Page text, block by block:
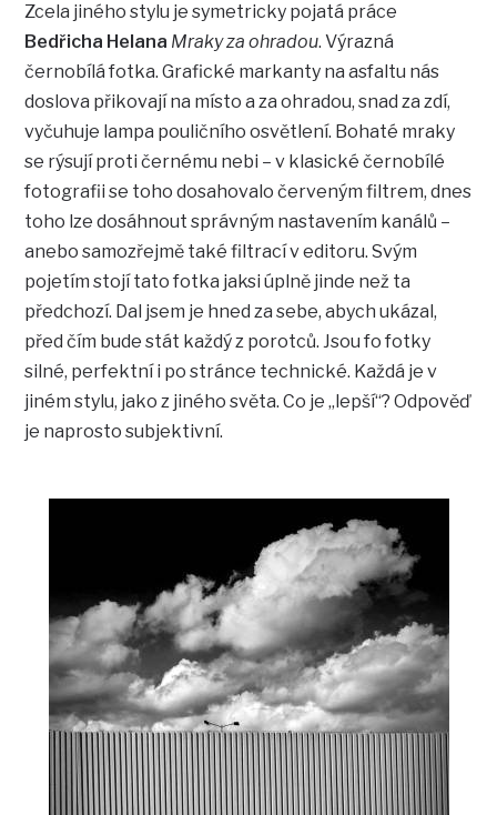
Zcela jiného stylu je symetricky pojatá práce
Bedřicha Helana Mraky za ohradou. Výrazná
černobílá fotka. Grafické markanty na asfaltu nás
doslova přikovají na místo a za ohradou, snad za zdí,
vyčuhuje lampa pouličního osvětlení. Bohaté mraky
se rýsují proti černému nebi – v klasické černobílé
fotografii se toho dosahovalo červeným filtrem, dnes
toho lze dosáhnout správným nastavením kanálů –
anebo samozřejmě také filtrací v editoru. Svým
pojetím stojí tato fotka jaksi úplně jinde než ta
předchozí. Dal jsem je hned za sebe, abych ukázal,
před čím bude stát každý z porotců. Jsou fo fotky
silné, perfektní i po stránce technické. Každá je v
jiném stylu, jako z jiného světa. Co je „lepší“? Odpověď
je naprosto subjektivní.